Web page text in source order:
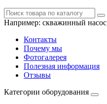
Например: скважинный насос
Контакты
Почему мы
Фотогалерея
Полезная информация
Отзывы
Категории оборудования